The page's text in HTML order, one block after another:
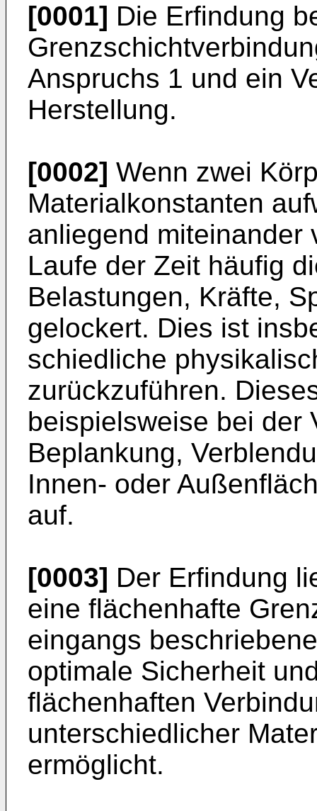
[0001] Die Erfindung
Anspruchs 1 und ein
Herstellung.
[0002] Wenn zwei
Materialkonstan­ten
anliegend miteinan­der
Laufe der Zeit häufig
Belastungen, Kräfte,
gelockert. Dies ist
schiedliche
zurückzu­führen.
beispielsweise bei der
Beplankung,
Innen- oder
auf.
[0003] Der Erfindung
eine flächen­hafte
eingangs
optimale Sicherheit
flächenhaften
unterschiedlicher
ermöglicht.